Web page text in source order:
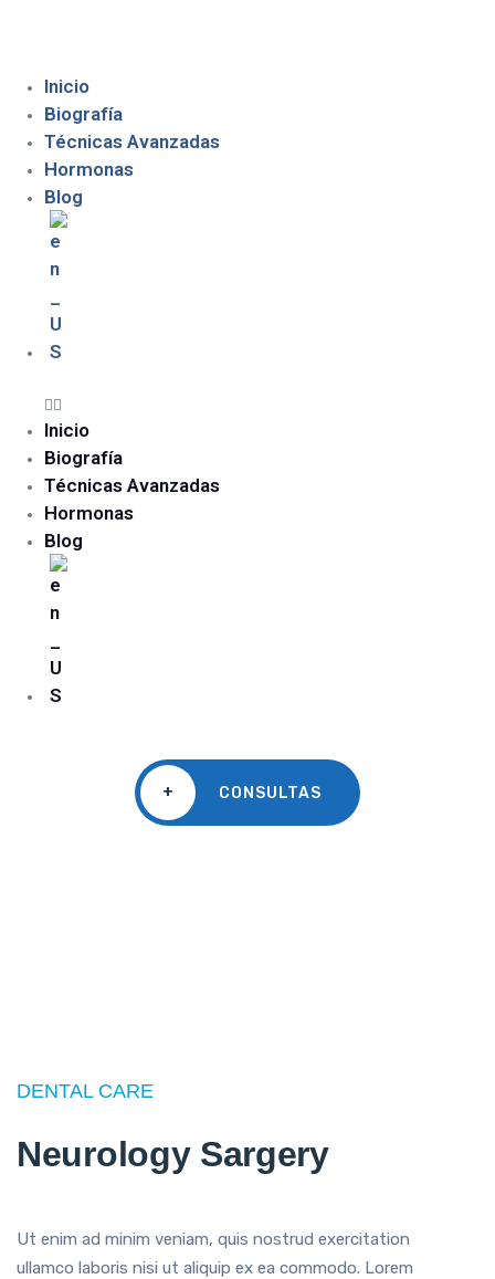
Inicio
Biografía
Técnicas Avanzadas
Hormonas
Blog
Inicio
Biografía
Técnicas Avanzadas
Hormonas
Blog
+ CONSULTAS
DENTAL CARE
Neurology Sargery
Ut enim ad minim veniam, quis nostrud exercitation
ullamco laboris nisi ut aliquip ex ea commodo. Lorem